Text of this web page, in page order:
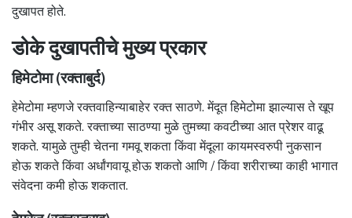
दुखापत होते.
डोके दुखापतीचे मुख्य प्रकार
हिमेटोमा (रक्ताबुर्द)
हेमेटोमा म्हणजे रक्तवाहिन्याबाहेर रक्त साठणे. मेंदूत हिमेटोमा झाल्यास ते खूप
गंभीर असू शकते. रक्ताच्या साठण्या मुळे तुमच्या कवटीच्या आत प्रेशर वाढू
शकते. यामुळे तुम्ही चेतना गमवू शकता किंवा मेंदूला कायमस्वरुपी नुकसान
होऊ शकते किंवा अर्धांगवायू होऊ शकतो आणि / किंवा शरीराच्या काही भागात
संवेदना कमी होऊ शकतात.